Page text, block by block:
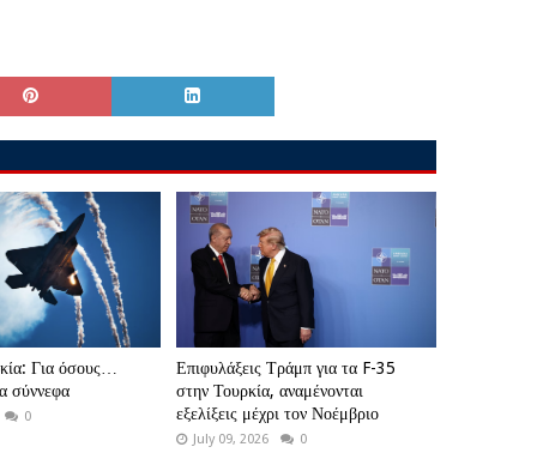
Για όσους…
σύννεφα
0
Επιφυλάξεις Τράμπ για τα F-35
στην Τουρκία, αναμένονται
εξελίξεις μέχρι τον Νοέμβριο
July 09, 2026 0